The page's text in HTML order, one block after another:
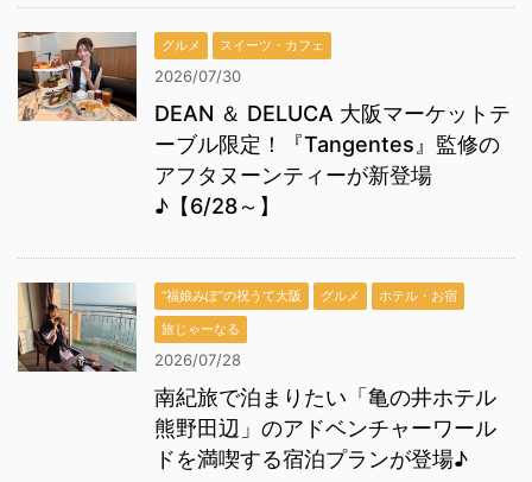
グルメ スイーツ・カフェ
2026/07/30
DEAN ＆ DELUCA 大阪マーケットテ
ーブル限定！『Tangentes』監修の
アフタヌーンティーが新登場
♪【6/28～】
“福娘みぽ”の祝うて大阪 グルメ
ホテル・お宿
旅じゃーなる
2026/07/28
南紀旅で泊まりたい「亀の井ホテル
熊野田辺」のアドベンチャーワール
ドを満喫する宿泊プランが登場♪